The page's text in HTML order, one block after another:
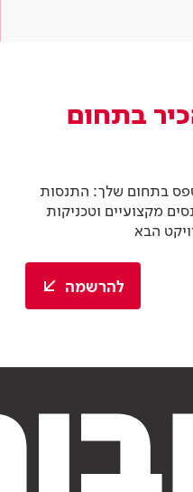
בתחום
בתחום שלך: התנסות
מקצועיים וטכניקות
הבא
להרשמה